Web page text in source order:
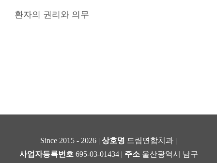
환자의 권리와 의무
Since 2015 - 2026 | 상호명 드림연합치과 |
사업자등록번호 695-03-01434 | 주소울산광역시 남구